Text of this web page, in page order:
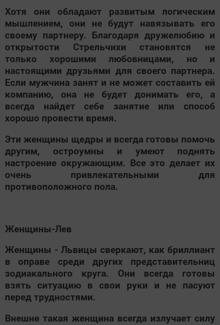
Хотя они обладают развитым логическим
мышлением, они не будут навязывать его
своему партнеру. Благодаря дружелюбию и
открытости Стрельчихи становятся не
только хорошими любовницами, но и
настоящими друзьями для своего партнера.
Если мужчина занят и не может составить ей
компанию, она не будет донимать его, а
всегда найдет себе занятие или способ
хорошо провести время.
Эти женщины щедры и всегда готовы помочь
другим, остроумны и умеют поднять
настроение окружающим. Все это делает их
очень привлекательными для
противоположного пола.
Женщины-Лев
Женщины - Львицы сверкают, как бриллиант
в оправе среди других представительниц
зодиакального круга. Они всегда готовы
взять ситуацию в свои руки и не пасуют
перед трудностями.
Внешне такая женщина всегда излучает силу